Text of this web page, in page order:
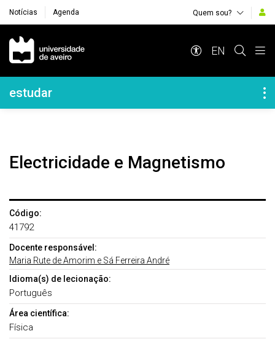
Notícias Agenda Quem sou?
Navegação Principal
EN
Navegação Lateral
estudar
Electricidade e Magnetismo
Código:
41792
Docente responsável:
Maria Rute de Amorim e Sá Ferreira André
Idioma(s) de lecionação:
Português
Área científica:
Física